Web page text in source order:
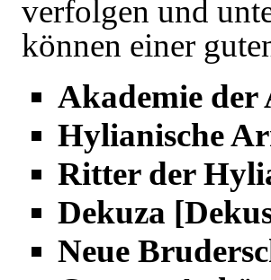
verfolgen und
können einer
Akademie der
Hylianische
Ritter der
Dekuza
Neue